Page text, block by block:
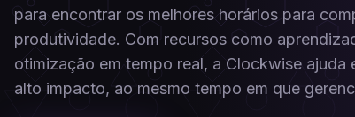
para encontrar os melhores horários para
produtividade. Com recursos como
otimização em tempo real, a Clockwise
alto impacto, ao mesmo tempo em que